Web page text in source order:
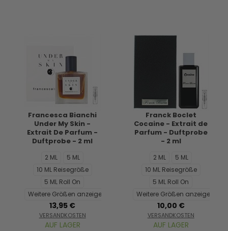
Francesca Bianchi
Under My Skin -
Extrait De Parfum -
Duftprobe - 2 ml
2 ML
5 ML
10 ML Reisegröße
5 ML Roll On
Weitere Größen anzeigen...
13,95 €
VERSANDKOSTEN
AUF LAGER
Franck Boclet
Cocaine - Extrait de
Parfum - Duftprobe
- 2 ml
2 ML
5 ML
10 ML Reisegröße
5 ML Roll On
Weitere Größen anzeigen...
10,00 €
VERSANDKOSTEN
AUF LAGER